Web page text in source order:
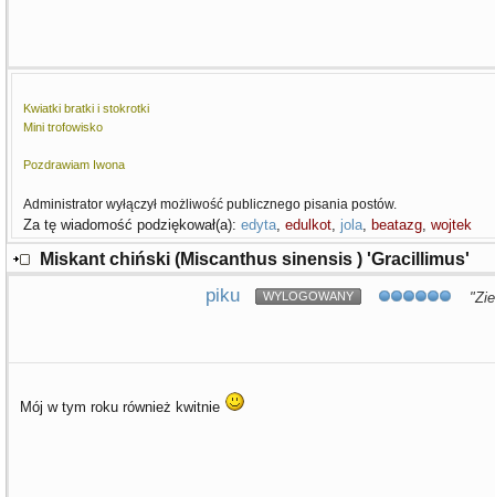
Kwiatki bratki i stokrotki
Mini trofowisko
Pozdrawiam Iwona
Administrator wyłączył możliwość publicznego pisania postów.
Za tę wiadomość podziękował(a): edyta, edulkot, jola, beatazg, wojtek
Miskant chiński (Miscanthus sinensis ) 'Gracillimus'
piku WYLOGOWANY
Mój w tym roku również kwitnie